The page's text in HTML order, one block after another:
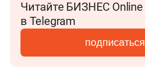
Читайте БИЗНЕС Online
в Telegram
подписаться